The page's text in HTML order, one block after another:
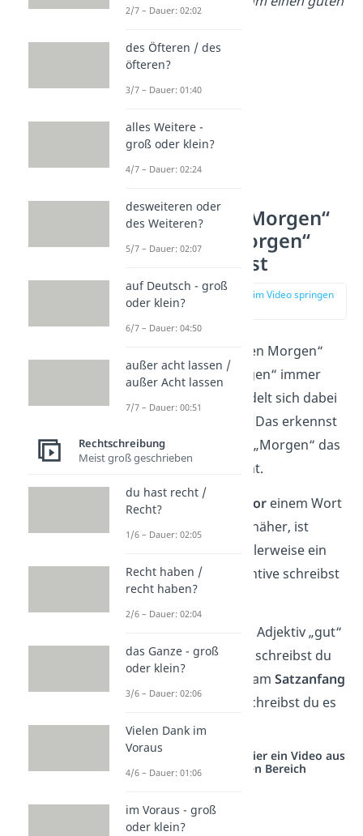
Warum du „Morgen“
in „guten Morgen“
großschreibst
zur Stelle im Video springen
In der Phrase „guten Morgen“
schreibst du „Morgen“ immer
, denn es handelt sich dabei
Das erkennst
du daran, dass vor „Morgen“ das
Adjektiv
„gut“ steht.
Steht ein Adjektiv
vor einem Wort
es näher, ist
dieses Wort normalerweise ein
Substantiv. Substantive schreibst
du immer groß
Das Adjektiv „gut“
in „guten Morgen“ schreibst du
nur groß, wenn es amSatzanfang
steht. Ansonsten schreibst du es
immer klein.
Studyflix vernetzt: Hier ein Video aus
einem anderen Bereich
2/7 – Dauer: 02:02
des Öfteren / des
öfteren?
3/7 – Dauer: 01:40
alles Weitere -
groß oder klein?
4/7 – Dauer: 02:24
desweiteren oder
des Weiteren?
5/7 – Dauer: 02:07
auf Deutsch - groß
oder klein?
6/7 – Dauer: 04:50
außer acht lassen /
außer Acht lassen
7/7 – Dauer: 00:51
Rechtschreibung
Meist groß geschrieben
du hast recht /
Recht?
1/6 – Dauer: 02:05
Recht haben /
recht haben?
2/6 – Dauer: 02:04
das Ganze - groß
oder klein?
3/6 – Dauer: 02:06
Vielen Dank im
Voraus
4/6 – Dauer: 01:06
im Voraus - groß
oder klein?